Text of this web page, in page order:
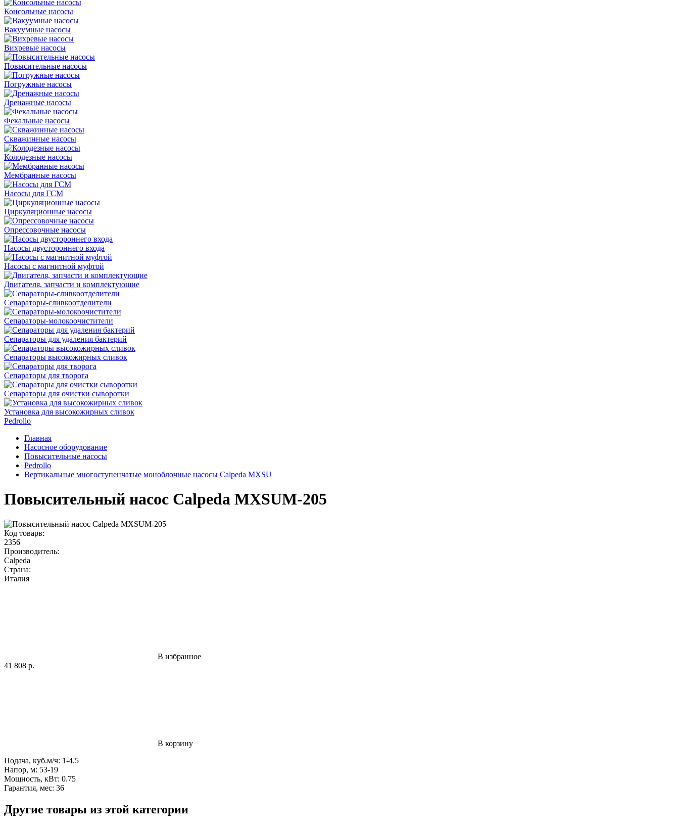
Консольные насосы
Вакуумные насосы
Вихревые насосы
Повысительные насосы
Погружные насосы
Дренажные насосы
Фекальные насосы
Скважинные насосы
Колодезные насосы
Мембранные насосы
Насосы для ГСМ
Циркуляционные насосы
Опрессовочные насосы
Насосы двустороннего входа
Насосы с магнитной муфтой
Двигателя, запчасти и комплектующие
Сепараторы-сливкоотделители
Сепараторы-молокоочистители
Сепараторы для удаления бактерий
Сепараторы высокожирных сливок
Сепараторы для творога
Сепараторы для очистки сыворотки
Установка для высокожирных сливок
Pedrollo
Главная
Насосное оборудование
Повысительные насосы
Pedrollo
Вертикальные многоступенчатые моноблочные насосы Calpeda MXSU
Повысительный насос Calpeda MXSUM-205
Код товарв:
2356
Производитель:
Calpeda
Страна:
Италия
В избранное
41 808 р.
В корзину
Подача, куб.м/ч: 1-4.5
Напор, м: 53-19
Мощность, кВт: 0.75
Гарантия, мес: 36
Другие товары из этой категории